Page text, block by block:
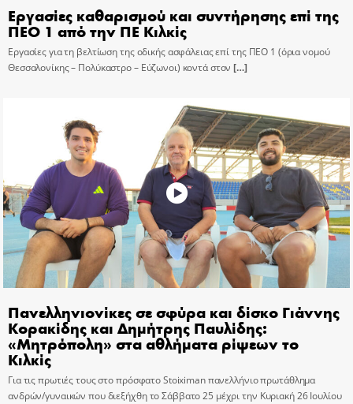
Εργασίες καθαρισμού και συντήρησης επί της
ΠΕΟ 1 από την ΠΕ Κιλκίς
Εργασίες για τη βελτίωση της οδικής ασφάλειας επί της ΠΕΟ 1 (όρια νομού
Θεσσαλονίκης – Πολύκαστρο – Εύζωνοι) κοντά στον […]
Πανελληνιονίκες σε σφύρα και δίσκο Γιάννης
Κορακίδης και Δημήτρης Παυλίδης:
«Μητρόπολη» στα αθλήματα ρίψεων το
Κιλκίς
Για τις πρωτιές τους στο πρόσφατο Stoiximan πανελλήνιο πρωτάθλημα
ανδρών/γυναικών που διεξήχθη το Σάββατο 25 μέχρι την Κυριακή 26 Ιουλίου